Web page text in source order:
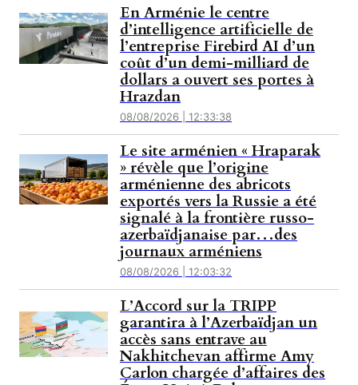
En Arménie le centre
d’intelligence artificielle de
l’entreprise Firebird AI d’un
coût d’un demi-milliard de
dollars a ouvert ses portes à
Hrazdan
08/08/2026 | 12:33:38
Le site arménien « Hraparak
» révèle que l’origine
arménienne des abricots
exportés vers la Russie a été
signalé à la frontière russo-
azerbaïdjanaise par…des
journaux arméniens
08/08/2026 | 12:03:32
L’Accord sur la TRIPP
garantira à l’Azerbaïdjan un
accès sans entrave au
Nakhitchevan affirme Amy
Carlon chargée d’affaires des